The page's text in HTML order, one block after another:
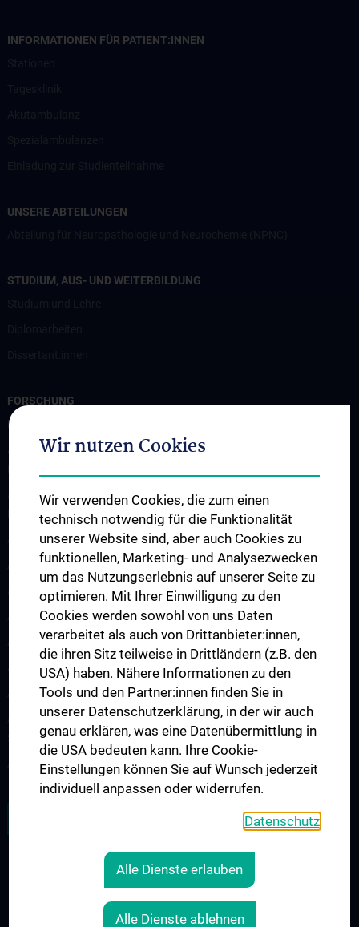
INFORMATIONEN FÜR PATIENT:INNEN
UNSERE ABTEILUNGEN
STUDIUM, AUS- UND WEITERBILDUNG
FORSCHUNG
Professur für Experimentelle Hirnstimulation / TPS
Arbeitsgruppe für Amyotrophe Lateralsklerose und andere
Arbeitsgruppe für Gedächtnisstörungen und
Demenzerkrankungen
Arbeitsgruppe Epilepsie
Arbeitsgruppe für Idiopathische intrakranielle Hypertension (IIH)
Arbeitsgruppe für Neurogenetik
Arbeitsgruppe für Neuroimmunologie
Arbeitsgruppe für Neuromuskuläre Erkrankungen
Arbeitsgruppe für Neuroonkologie
Arbeitsgruppe Neuropsychologie
Arbeitsgruppe für Schlafstörungen und schlafassoziierte
Störungen
Arbeitsgruppe für Schwindel- und Gleichgewichtsstörungen
COOKIE-EINSTELLUNGEN
Wir nutzen Cookies
Wir verwenden Cookies, die zum einen
technisch notwendig für die Funktionalität
unserer Website sind, aber auch Cookies zu
funktionellen, Marketing- und Analysezwecken
um das Nutzungserlebnis auf unserer Seite zu
optimieren. Mit Ihrer Einwilligung zu den
Cookies werden sowohl von uns Daten
verarbeitet als auch von Drittanbieter:innen,
die ihren Sitz teilweise in Drittländern (z.B. den
USA) haben. Nähere Informationen zu den
Tools und den Partner:innen finden Sie in
unserer Datenschutzerklärung, in der wir auch
genau erklären, was eine Datenübermittlung in
die USA bedeuten kann. Ihre Cookie-
Einstellungen können Sie auf Wunsch jederzeit
individuell anpassen oder widerrufen.
Datenschutz
Alle Dienste erlauben
Alle Dienste ablehnen